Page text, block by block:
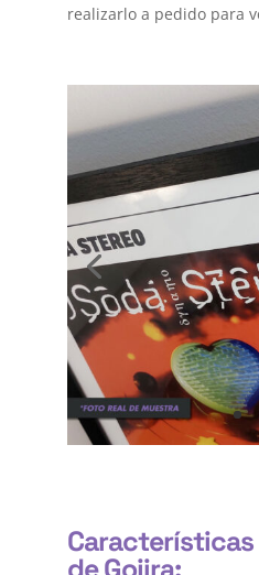
realizarlo a pedido para
de Gojira: